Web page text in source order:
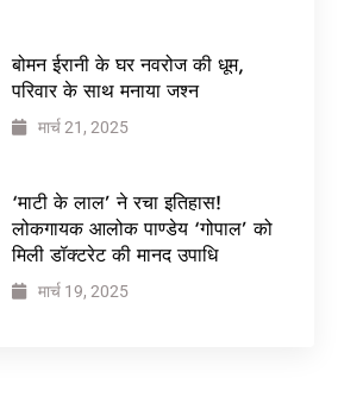
बोमन ईरानी के घर नवरोज की धूम,
परिवार के साथ मनाया जश्न
मार्च 21, 2025
‘माटी के लाल’ ने रचा इतिहास!
लोकगायक आलोक पाण्डेय ‘गोपाल’ को
मिली डॉक्टरेट की मानद उपाधि
मार्च 19, 2025